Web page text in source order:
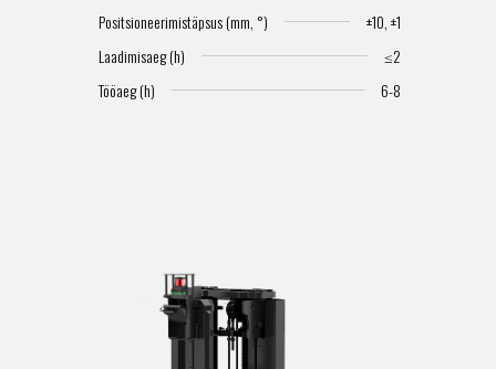
Positsioneerimistäpsus (mm, °)
±10, ±1
Laadimisaeg (h)
≤2
Tööaeg (h)
6-8